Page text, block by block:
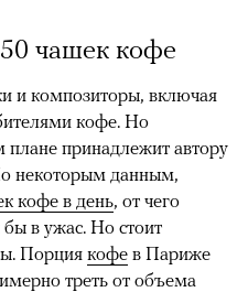
чашек кофе
и композиторы, включая
кофе. Но
плане принадлежит автору
некоторым данным,
кофе в день, от чего
в ужас. Но стоит
Порция кофе в Париже
треть от объема